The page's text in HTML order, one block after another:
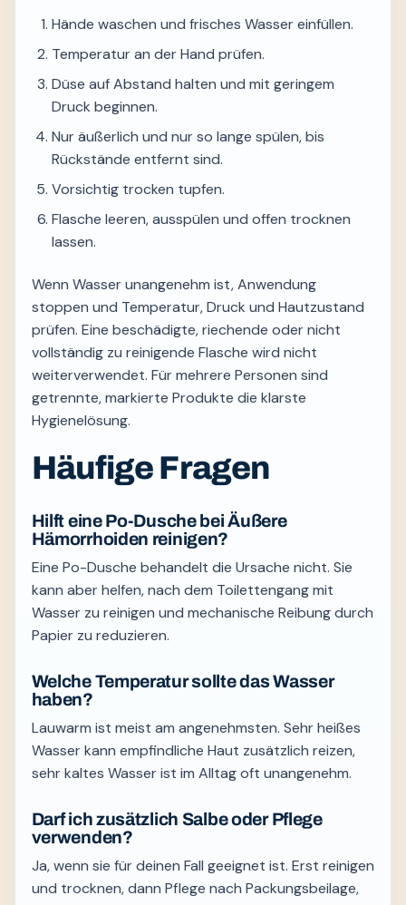
Hände waschen und frisches Wasser einfüllen.
Temperatur an der Hand prüfen.
Düse auf Abstand halten und mit geringem
Druck beginnen.
Nur äußerlich und nur so lange spülen, bis
Rückstände entfernt sind.
Vorsichtig trocken tupfen.
Flasche leeren, ausspülen und offen trocknen
lassen.
Wenn Wasser unangenehm ist, Anwendung
stoppen und Temperatur, Druck und Hautzustand
prüfen. Eine beschädigte, riechende oder nicht
vollständig zu reinigende Flasche wird nicht
weiterverwendet. Für mehrere Personen sind
getrennte, markierte Produkte die klarste
Hygienelösung.
Häufige Fragen
Hilft eine Po-Dusche bei Äußere
Hämorrhoiden reinigen?
Eine Po-Dusche behandelt die Ursache nicht. Sie
kann aber helfen, nach dem Toilettengang mit
Wasser zu reinigen und mechanische Reibung durch
Papier zu reduzieren.
Welche Temperatur sollte das Wasser
haben?
Lauwarm ist meist am angenehmsten. Sehr heißes
Wasser kann empfindliche Haut zusätzlich reizen,
sehr kaltes Wasser ist im Alltag oft unangenehm.
Darf ich zusätzlich Salbe oder Pflege
verwenden?
Ja, wenn sie für deinen Fall geeignet ist. Erst reinigen
und trocknen, dann Pflege nach Packungsbeilage,